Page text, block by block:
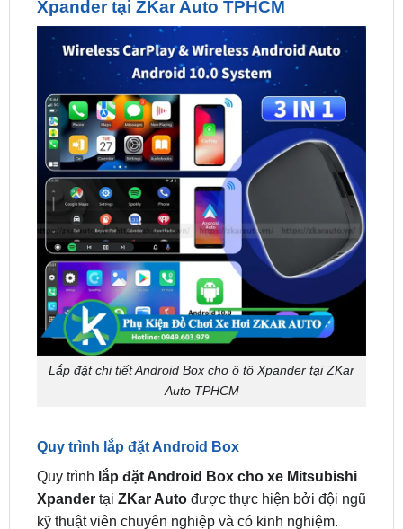
Lắp đặt chi tiết Android Box cho ô tô Xpander tại ZKar
Auto TPHCM
Quy trình lắp đặt Android Box
XpandertạiZKar Autođược thực hiện bởi đội ngũ
kỹ thuật viên chuyên nghiệp và có kinh nghiệm.
Đầu tiên, kiểm tra xemmàn hình ô tôcủa bạn có hỗ
trợ cổng HDMI hay không. Nếu có, bạn chỉ cần cắm